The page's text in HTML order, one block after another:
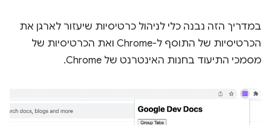
במדריך הזה נבנה כלי לניהול כרטיסיות שיעזור לארגן את
הכרטיסיות של התוסף ל-Chrome ואת הכרטיסיות של
מסמכי התיעוד בחנות האינטרנט של Chrome.